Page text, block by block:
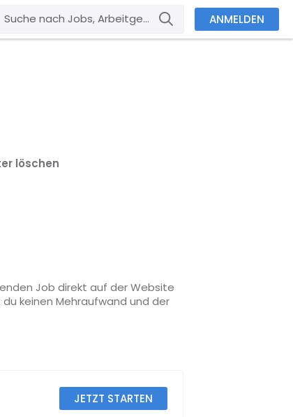
ANMELDEN
löschen
Job direkt auf der Website
keinen Mehraufwand und der
JETZT STARTEN